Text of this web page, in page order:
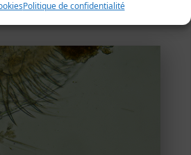
Politique de confidentialité
clair) - détail de la tête, ocelle